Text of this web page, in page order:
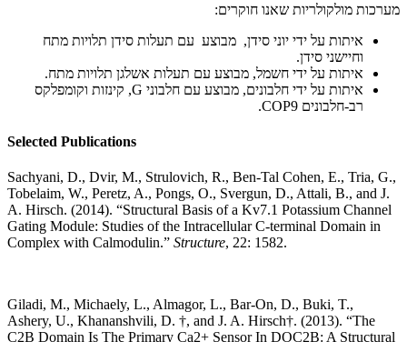
מערכות מולקולריות שאנו חוקרים:
איתות על ידי יוני סידן, מבוצע עם תעלות סידן תלויות מתח
וחיישני סידן.
איתות על ידי חשמל, מבוצע עם תעלות אשלגן תלויות מתח.
איתות על ידי חלבונים, מבוצע עם חלבוני G, קינזות וקומפלקס
רב-חלבונים COP9.
Selected Publications
Sachyani, D., Dvir, M., Strulovich, R., Ben-Tal Cohen, E., Tria, G.,
Tobelaim, W., Peretz, A., Pongs, O., Svergun, D., Attali, B., and J.
A. Hirsch. (2014). “Structural Basis of a Kv7.1 Potassium Channel
Gating Module: Studies of the Intracellular C-terminal Domain in
Complex with Calmodulin.” Structure, 22: 1582.
Giladi, M., Michaely, L., Almagor, L., Bar-On, D., Buki, T.,
Ashery, U., Khananshvili, D. †, and J. A. Hirsch†. (2013). “The
C2B Domain Is The Primary Ca2+ Sensor In DOC2B: A Structural